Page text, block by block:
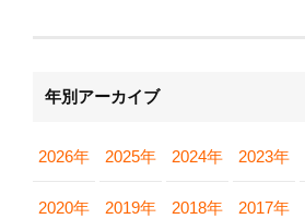
年別アーカイブ
2026年 2025年 2024年 2023年
2020年 2019年 2018年 2017年